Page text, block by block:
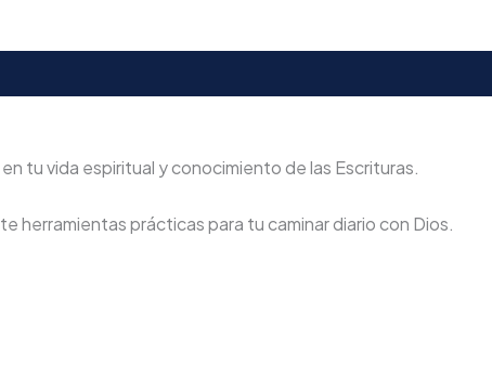
tu vida espiritual y conocimiento de las Escrituras.
herramientas prácticas para tu caminar diario con Dios.